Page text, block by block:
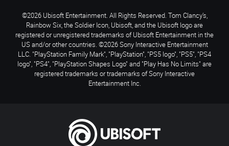
©2026 Ubisoft Entertainment. All Rights Reserved. Tom Clancy’s,
Rainbow Six, the Soldier Icon, Ubisoft, and the Ubisoft logo are
registered or unregistered trademarks of Ubisoft Entertainment in the
US and/or other countries. ©2026 Sony Interactive Entertainment
LLC. "PlayStation Family Mark", "PlayStation", "PS5 logo", "PS5", "PS4
logo", "PS4", "PlayStation Shapes Logo" and "Play Has No Limits" are
registered trademarks or trademarks of Sony Interactive
Entertainment Inc.